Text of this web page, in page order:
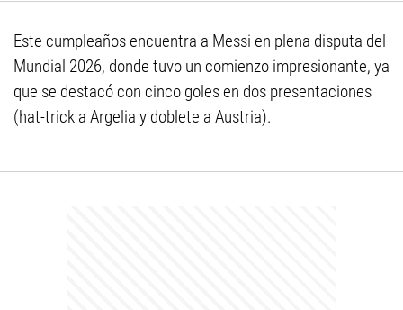
Este cumpleaños encuentra a Messi en plena disputa del
Mundial 2026, donde tuvo un comienzo impresionante, ya
que se destacó con cinco goles en dos presentaciones
(hat-trick a Argelia y doblete a Austria).